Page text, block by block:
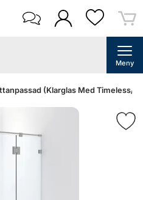
Meny
(Klarglas Med Timeless/